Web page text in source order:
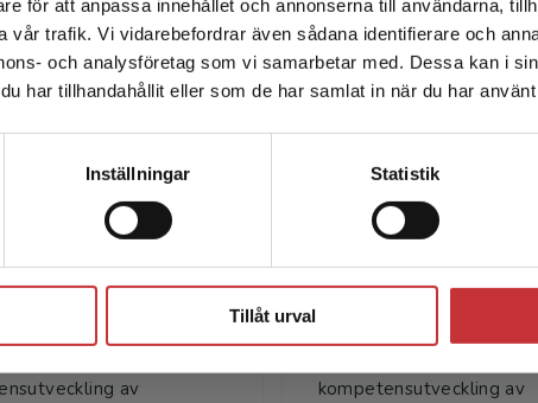
för att anpassa innehållet och annonserna till användarna,
vår trafik. Vi vidarebefordrar även sådana identifierare och
och analysföretag som vi samarbetar med. Dessa kan i
har tillhandahållit eller som de har samlat in när du har
Inställningar Statistik
Tillåt urval
Det verkar som att du besöker studentlitteratur.se via en
enhet utanför Sverige. Vi erbjuder inte leveranser utanför
Sverige. För att kunna slutföra ett köp måste
leveransadressen vara i Sverige.Läs mer
Författare
Benita Berg
är lektor i didaktik vid
universitet. Hon
av
Pernilla
Pernilla Sundqvist är
kompetensutveckling av